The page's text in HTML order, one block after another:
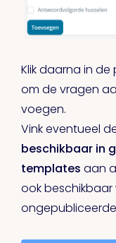
Klik daarna in
om de vragen
voegen.
Vink eventueel
beschikbaar in
templates aan
ook beschikbaar